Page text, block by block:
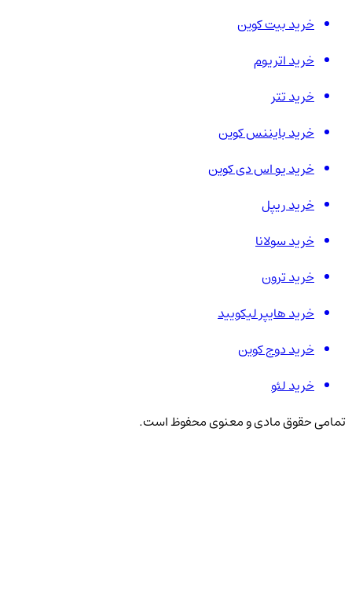
خرید بیت کوین
خرید اتریوم
خرید تتر
خرید بایننس کوین
خرید یو اس دی کوین
خرید ریپل
خرید سولانا
خرید ترون
خرید هایپر لیکویید
خرید دوج کوین
خرید لئو
تمامی حقوق مادی و معنوی محفوظ است.